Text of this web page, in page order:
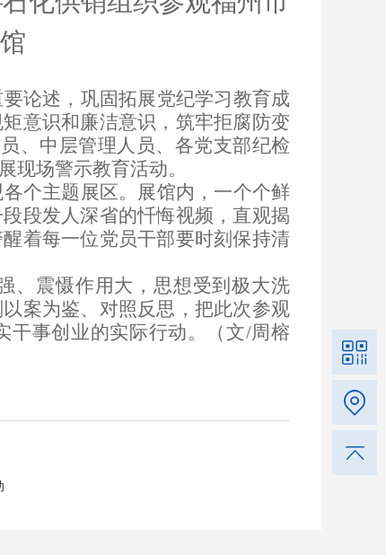
论述，巩固拓展党纪学习教育成
意识和廉洁意识，筑牢拒腐防变
、中层管理人员、各党支部纪检
现场警示教育活动。
个主题展区。展馆内，一个个鲜
段发人深省的忏悔视频，直观揭
着每一位党员干部要时刻保持清
、震慑作用大，思想受到极大洗
案为鉴、对照反思，把此次参观
干事创业的实际行动。（文/周榕